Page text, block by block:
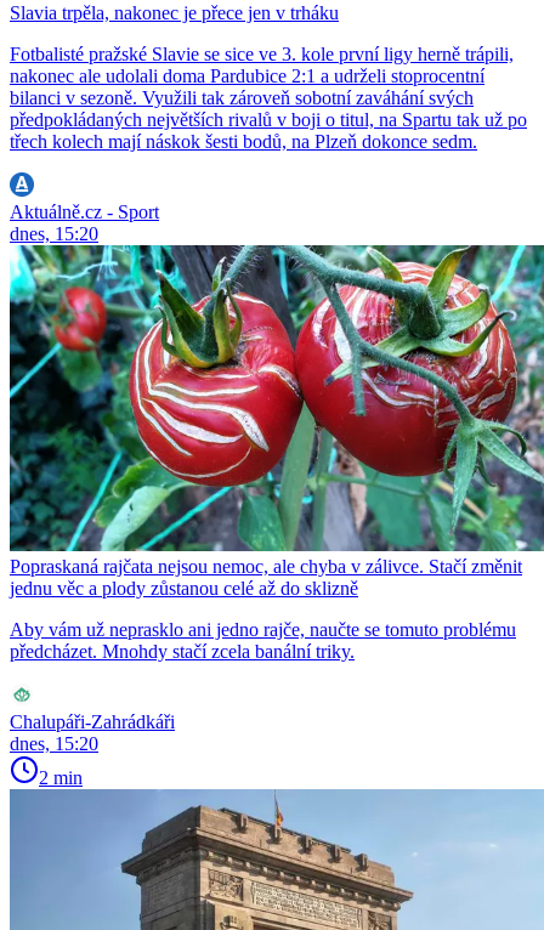
Slavia trpěla, nakonec je přece jen v trháku
Fotbalisté pražské Slavie se sice ve 3. kole první ligy herně trápili,
nakonec ale udolali doma Pardubice 2:1 a udrželi stoprocentní
bilanci v sezoně. Využili tak zároveň sobotní zaváhání svých
předpokládaných největších rivalů v boji o titul, na Spartu tak už po
třech kolech mají náskok šesti bodů, na Plzeň dokonce sedm.
Aktuálně.cz - Sport
dnes, 15:20
Popraskaná rajčata nejsou nemoc, ale chyba v zálivce. Stačí změnit
jednu věc a plody zůstanou celé až do sklizně
Aby vám už neprasklo ani jedno rajče, naučte se tomuto problému
předcházet. Mnohdy stačí zcela banální triky.
Chalupáři-Zahrádkáři
dnes, 15:20
2 min